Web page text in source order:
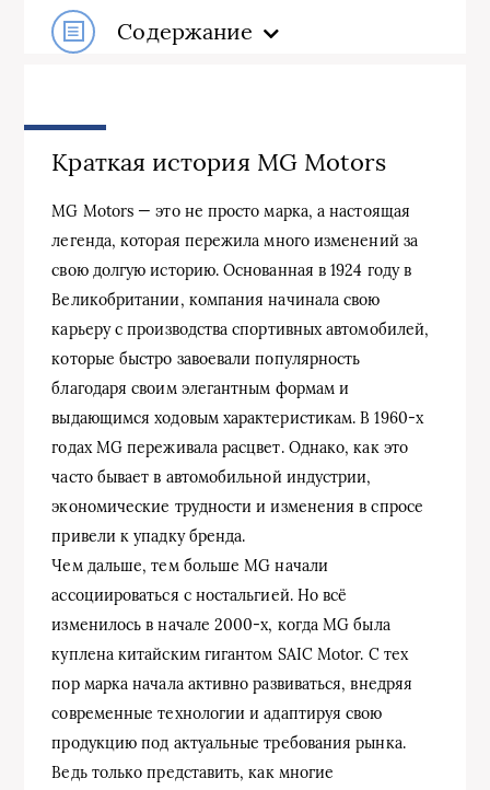
Содержание
Краткая история MG Motors
MG Motors — это не просто марка, а настоящая
легенда, которая пережила много изменений за
свою долгую историю. Основанная в 1924 году в
Великобритании, компания начинала свою
карьеру с производства спортивных автомобилей,
которые быстро завоевали популярность
благодаря своим элегантным формам и
выдающимся ходовым характеристикам. В 1960-х
годах MG переживала расцвет. Однако, как это
часто бывает в автомобильной индустрии,
экономические трудности и изменения в спросе
привели к упадку бренда.
Чем дальше, тем больше MG начали
ассоциироваться с ностальгией. Но всё
изменилось в начале 2000-х, когда MG была
куплена китайским гигантом SAIC Motor. С тех
пор марка начала активно развиваться, внедряя
современные технологии и адаптируя свою
продукцию под актуальные требования рынка.
Ведь только представить, как многие